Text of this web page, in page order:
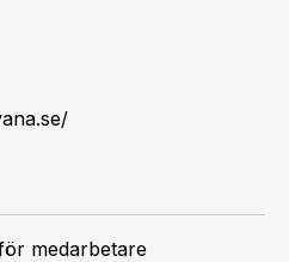
medarbetare